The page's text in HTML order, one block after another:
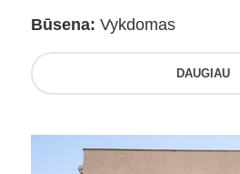
Būsena: Vykdomas
DAUGIAU